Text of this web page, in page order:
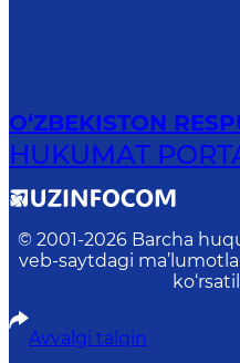
O‘ZBEKISTON
HUKUMAT
© 2001-2026 Barcha
veb-saytdagi
Avvalgi talqin